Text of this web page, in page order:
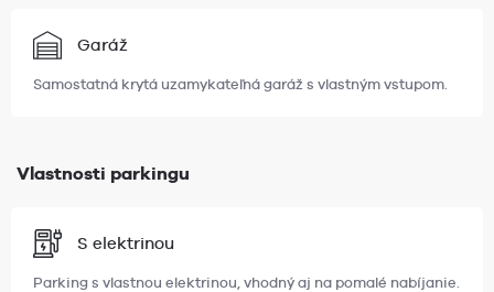
Garáž
Samostatná krytá uzamykateľná garáž s vlastným vstupom.
Vlastnosti parkingu
S elektrinou
Parking s vlastnou elektrinou, vhodný aj na pomalé nabíjanie.